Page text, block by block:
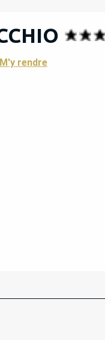
M'y rendre